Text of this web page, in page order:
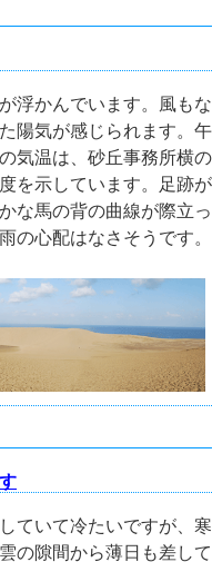
浮かんでいます。風もな
陽気が感じられます。午
気温は、砂丘事務所横の
を示しています。足跡が
な馬の背の曲線が際立っ
の心配はなさそうです。
ていて冷たいですが、寒
の隙間から薄日も差して